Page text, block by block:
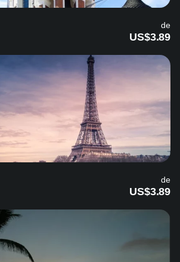
de
US$3.89
de
US$3.89